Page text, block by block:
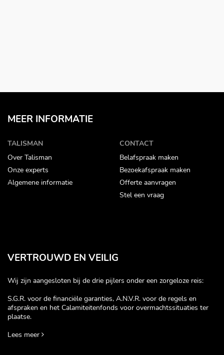
MEER INFORMATIE
TALISMAN
Over Talisman
Onze experts
Algemene informatie
CONTACT
Belafspraak maken
Bezoekafspraak maken
Offerte aanvragen
Stel een vraag
VERTROUWD EN VEILIG
Wij zijn aangesloten bij de drie pijlers onder een zorgeloze reis:
S.G.R. voor de financiële garanties, A.N.V.R. voor de regels en
afspraken en het Calamiteitenfonds voor overmachtssituaties ter
plaatse.
Lees meer